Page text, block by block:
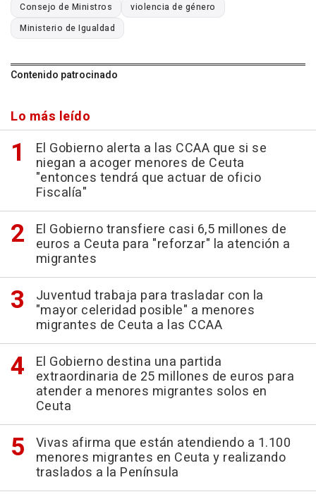
Consejo de Ministros
violencia de género
Ministerio de Igualdad
Contenido patrocinado
Lo más leído
El Gobierno alerta a las CCAA que si se
niegan a acoger menores de Ceuta
"entonces tendrá que actuar de oficio
Fiscalía"
El Gobierno transfiere casi 6,5 millones de
euros a Ceuta para "reforzar" la atención a
migrantes
Juventud trabaja para trasladar con la
"mayor celeridad posible" a menores
migrantes de Ceuta a las CCAA
El Gobierno destina una partida
extraordinaria de 25 millones de euros para
atender a menores migrantes solos en
Ceuta
Vivas afirma que están atendiendo a 1.100
menores migrantes en Ceuta y realizando
traslados a la Península